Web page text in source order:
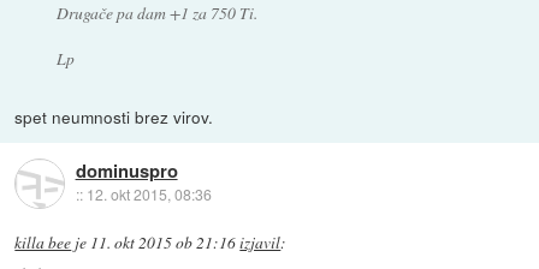
Drugače pa dam +1 za 750 Ti.
Lp
spet neumnosti brez virov.
dominuspro
:: 12. okt 2015, 08:36
killa bee je 11. okt 2015 ob 21:16izjavil: